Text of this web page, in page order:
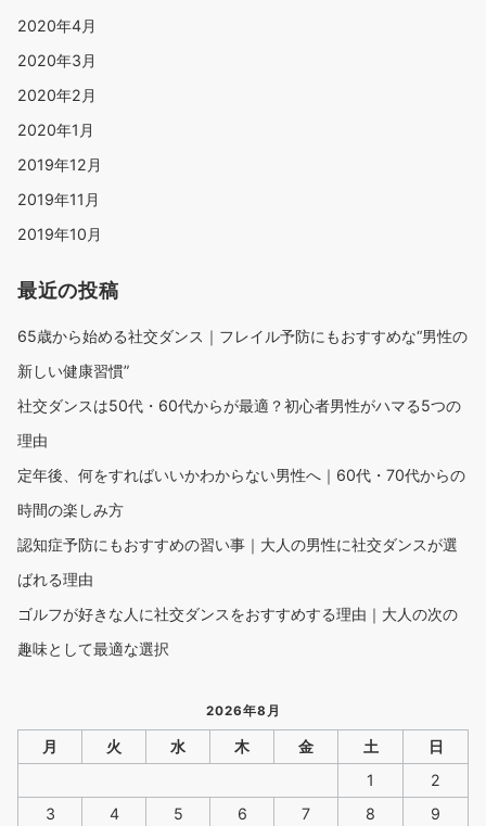
2020年4月
2020年3月
2020年2月
2020年1月
2019年12月
2019年11月
2019年10月
最近の投稿
65歳から始める社交ダンス｜フレイル予防にもおすすめな“男性の
新しい健康習慣”
社交ダンスは50代・60代からが最適？初心者男性がハマる5つの
理由
定年後、何をすればいいかわからない男性へ｜60代・70代からの
時間の楽しみ方
認知症予防にもおすすめの習い事｜大人の男性に社交ダンスが選
ばれる理由
ゴルフが好きな人に社交ダンスをおすすめする理由｜大人の次の
趣味として最適な選択
2026年8月
月 火 水 木 金 土
日
1
2
3
4 5 6 7 8 9